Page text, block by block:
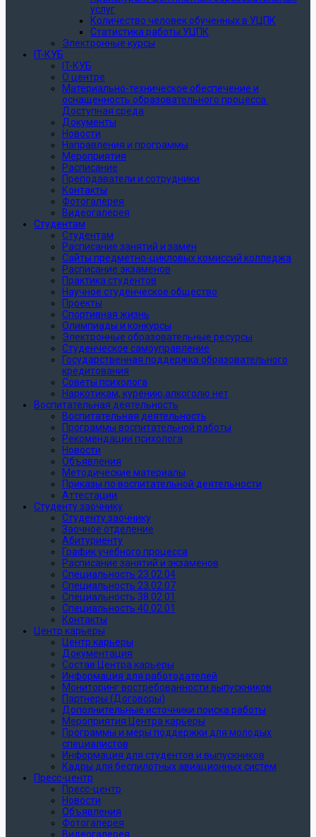
услуг
Количество человек обученных в УЦПК
Статистика работы УЦПК
Электронные курсы
IT-КУБ
IT-КУБ
О центре
Материально-техническое обеспечение и
оснащенность образовательного процесса.
Доступная среда
Документы
Новости
Направления и программы
Мероприятия
Расписание
Преподаватели и сотрудники
Контакты
Фотогалерея
Видеогалерея
Студентам
Студентам
Расписание занятий и замен
Сайты предметно-цикловых комиссий колледжа
Расписание экзаменов
Практика студентов
Научное студенческое общество
Проекты
Спортивная жизнь
Олимпиады и конкурсы
Электронные образовательные ресурсы
Студенческое самоуправление
Государственная поддержка образовательного
кредитования
Советы психолога
Наркотикам, курению,алкоголю нет
Воспитательная деятельность
Воспитательная деятельность
Программы воспитательной работы
Рекомендации психолога
Новости
Объявления
Методические материалы
Приказы по воспитательной деятельности
Аттестации
Студенту заочнику
Студенту заочнику
Заочное отделение
Абитуриенту
График учебного процесса
Расписание занятий и экзаменов
Специальность 23.02.04
Специальность 23.02.07
Специальность 38.02.01
Специальность 40.02.01
Контакты
Центр карьеры
Центр карьеры
Документация
Состав Центра карьеры
Информация для работодателей
Мониторинг востребованности выпускников
Партнеры (Договоры)
Дополнительные источники поиска работы
Мероприятия Центра карьеры
Программы и меры поддержки для молодых
специалистов
Информация для студентов и выпускников
Кадры для беспилотных авиационных систем
Пресс-центр
Пресс-центр
Новости
Объявления
Фотогалерея
Видеогалерея